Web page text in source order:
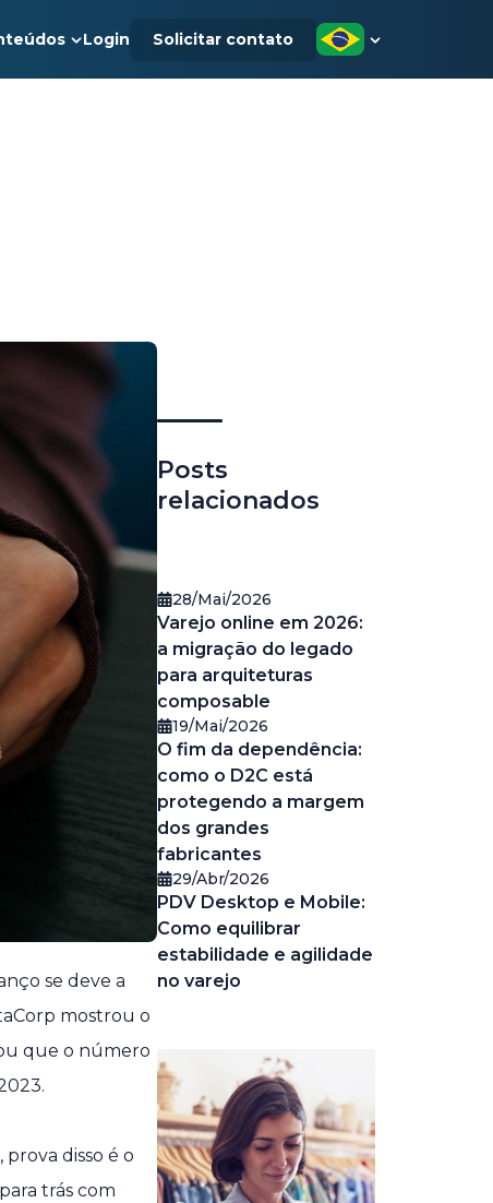
Login Solicitar contato
se deve a
mostrou o
que o número
disso é o
trás com
Posts
relacionados
28/Mai/2026
Varejo online em 2026:
a migração do legado
para arquiteturas
composable
19/Mai/2026
O fim da dependência:
como o D2C está
protegendo a margem
dos grandes
fabricantes
29/Abr/2026
PDV Desktop e Mobile:
Como equilibrar
estabilidade e agilidade
no varejo